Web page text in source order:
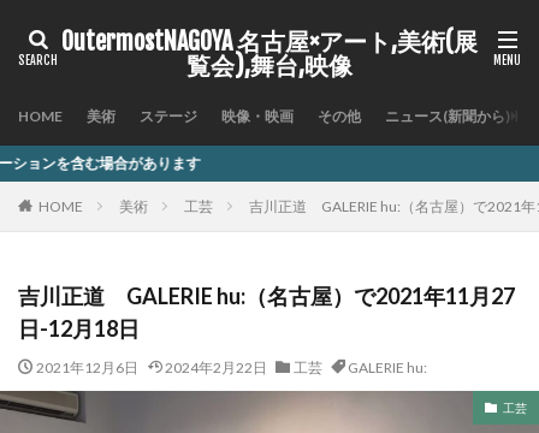
OutermostNAGOYA 名古屋×アート,美術(展
覧会),舞台,映像
HOME 美術 ステージ 映像・映画 その他 ニュース(新聞から)
す
HOME 美術 工芸 吉川正道 GALERIE hu:（名古屋）で2021
吉川正道 GALERIE hu:（名古屋）で2021年11月27
日-12月18日
2021年12月6日 2024年2月22日 工芸 GALERIE hu:
工芸